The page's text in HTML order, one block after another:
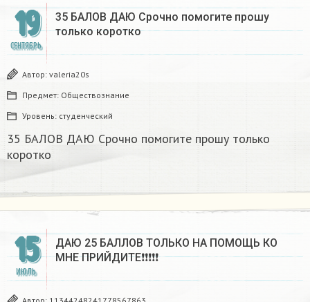
19
СЕНТЯБРЬ
35 БАЛОВ ДАЮ Срочно помогите прошу
только коротко
Автор: valeria20s
Предмет: Обществознание
Уровень: студенческий
35 БАЛОВ ДАЮ Срочно помогите прошу только
коротко
15
ИЮЛЬ
ДАЮ 25 БАЛЛОВ ТОЛЬКО НА ПОМОЩЬ КО
МНЕ ПРИЙДИТЕ❗️❗️❗️❗️❗️